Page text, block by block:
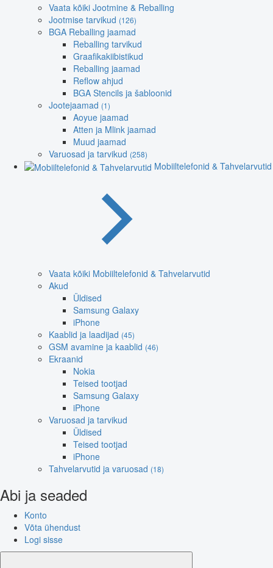
Vaata kõiki Jootmine & Reballing
Jootmise tarvikud (126)
BGA Reballing jaamad
Reballing tarvikud
Graafikakiibistikud
Reballing jaamad
Reflow ahjud
BGA Stencils ja šabloonid
Jootejaamad (1)
Aoyue jaamad
Atten ja Mlink jaamad
Muud jaamad
Varuosad ja tarvikud (258)
Mobiiltelefonid & Tahvelarvutid
Vaata kõiki Mobiiltelefonid & Tahvelarvutid
Akud
Üldised
Samsung Galaxy
iPhone
Kaablid ja laadijad (45)
GSM avamine ja kaablid (46)
Ekraanid
Nokia
Teised tootjad
Samsung Galaxy
iPhone
Varuosad ja tarvikud
Üldised
Teised tootjad
iPhone
Tahvelarvutid ja varuosad (18)
Abi ja seaded
Konto
Võta ühendust
Logi sisse